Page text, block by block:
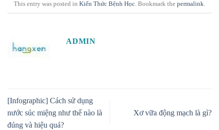
This entry was posted in Kiến Thức Bệnh Học. Bookmark the permalink.
ADMIN
[Infographic] Cách sử dụng
nước súc miệng như thế nào là
đúng và hiệu quả?
Xơ vữa động mạch là gì?